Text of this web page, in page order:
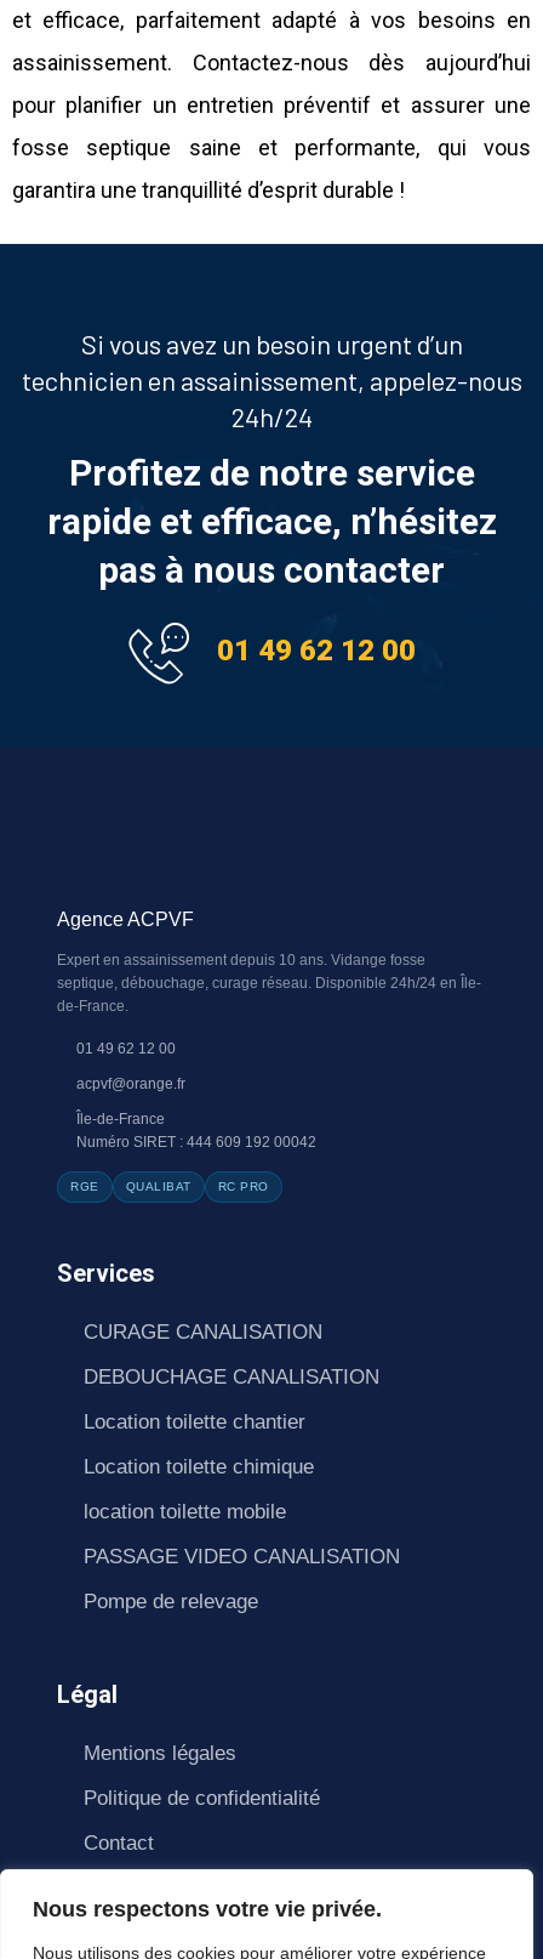
Nous respectons votre vie privée.
Nous utilisons des cookies pour améliorer votre expérience
et efficace, parfaitement adapté à vos besoins en
assainissement. Contactez-nous dès aujourd’hui
pour planifier un entretien préventif et assurer une
fosse septique saine et performante, qui vous
garantira une tranquillité d’esprit durable !
Si vous avez un besoin urgent d’un
technicien en assainissement, appelez-nous
24h/24
Profitez de notre service
rapide et efficace, n’hésitez
pas à nous contacter
01 49 62 12 00
Agence ACPVF
Expert en assainissement depuis 10 ans. Vidange fosse
septique, débouchage, curage réseau. Disponible 24h/24 en Île-
de-France.
01 49 62 12 00
acpvf@orange.fr
Île-de-France
Numéro SIRET : 444 609 192 00042
RGE QUALIBAT RC PRO
Services
CURAGE CANALISATION
DEBOUCHAGE CANALISATION
Location toilette chantier
Location toilette chimique
location toilette mobile
PASSAGE VIDEO CANALISATION
Pompe de relevage
Légal
Mentions légales
Politique de confidentialité
Contact